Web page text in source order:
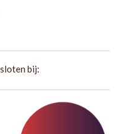
bij: